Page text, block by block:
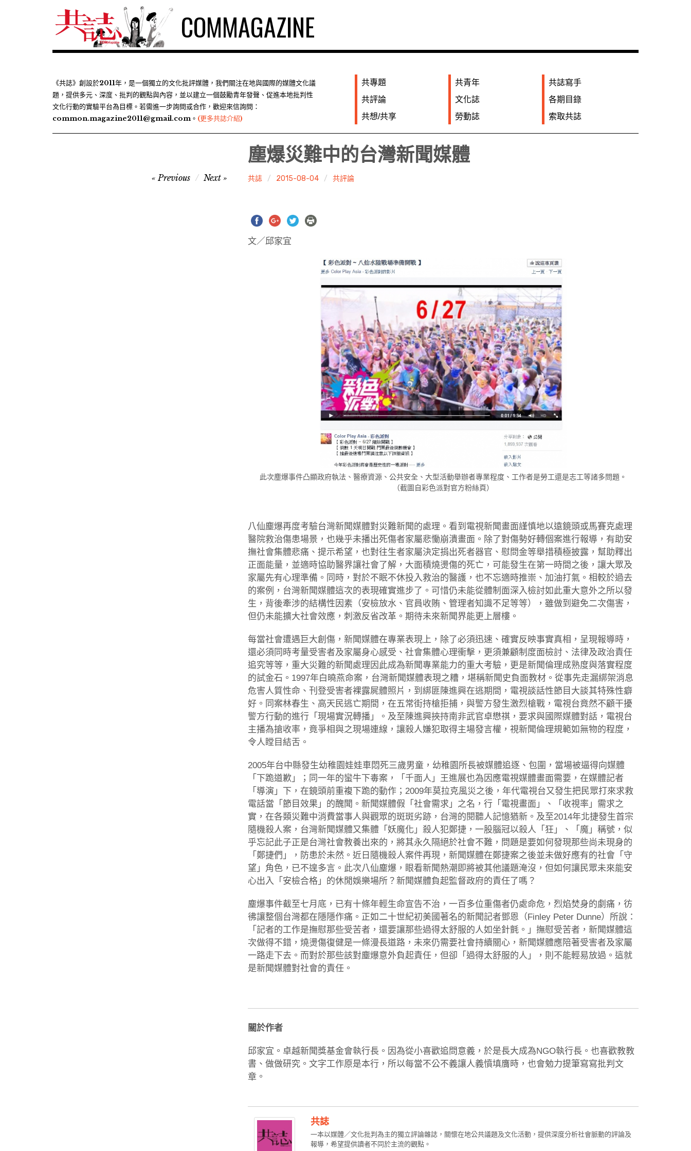
COMMAGAZINE
《共誌》創設於2011年，是一個獨立的文化批評媒體，我們關注在地與國際的媒體文化議
題，提供多元、深度、批判的觀點與內容，並以建立一個鼓勵青年發聲、促進本地批判性
文化行動的實驗平台為目標。若需進一步詢問或合作，歡迎來信詢問：
common.magazine2011@gmail.com。 (更多共誌介紹)
共專題
共評論
共想/共享
共青年
文化誌
勞動誌
共誌寫手
各期目錄
索取共誌
塵爆災難中的台灣新聞媒體
共誌 2015-08-04 共評論
Previous Next
文／邱家宜
此次塵爆事件凸顯政府執法、醫療資源、公共安全、大型活動舉辦者專業程度、工作者是勞工還是志工等諸多問題。
（截圖自彩色派對官方粉絲頁）
八仙塵爆再度考驗台灣新聞媒體對災難新聞的處理。看到電視新聞畫面謹慎地以遠鏡頭或馬賽克處理
醫院救治傷患場景，也幾乎未播出死傷者家屬悲慟崩潰畫面。除了對傷勢好轉個案進行報導，有助安
撫社會集體悲痛、提示希望，也對往生者家屬決定捐出死者器官、慰問金等舉措積極披露，幫助釋出
正面能量，並適時協助醫界讓社會了解，大面積燒燙傷的死亡，可能發生在第一時間之後，讓大眾及
家屬先有心理準備。同時，對於不眠不休投入救治的醫護，也不忘適時推崇、加油打氣。相較於過去
的案例，台灣新聞媒體這次的表現確實進步了。可惜仍未能從體制面深入檢討如此重大意外之所以發
生，背後牽涉的結構性因素（安檢放水、官員收賄、管理者知識不足等等），雖做到避免二次傷害，
但仍未能擴大社會效應，刺激反省改革。期待未來新聞界能更上層樓。
每當社會遭遇巨大創傷，新聞媒體在專業表現上，除了必須迅速、確實反映事實真相，呈現報導時，
還必須同時考量受害者及家屬身心感受、社會集體心理衝擊，更須兼顧制度面檢討、法律及政治責任
追究等等，重大災難的新聞處理因此成為新聞專業能力的重大考驗，更是新聞倫理成熟度與落實程度
的試金石。1997年白曉燕命案，台灣新聞媒體表現之糟，堪稱新聞史負面教材。從事先走漏綁架消息
危害人質性命、刊登受害者裸露屍體照片，到綁匪陳進興在逃期間，電視談話性節目大談其特殊性癖
好。同案林春生、高天民逃亡期間，在五常街持槍拒捕，與警方發生激烈槍戰，電視台竟然不顧干擾
警方行動的進行「現場實況轉播」。及至陳進興挾持南非武官卓懋祺，要求與國際媒體對話，電視台
主播為搶收率，竟爭相與之現場連線，讓殺人嫌犯取得主場發言權，視新聞倫理規範如無物的程度，
令人瞠目結舌。
2005年台中縣發生幼稚園娃娃車悶死三歲男童，幼稚園所長被媒體追逐、包圍，當場被逼得向媒體
「下跪道歉」；同一年的蠻牛下毒案，「千面人」王進展也為因應電視媒體畫面需要，在媒體記者
「導演」下，在鏡頭前重複下跪的動作；2009年莫拉克風災之後，年代電視台又發生把民眾打來求救
電話當「節目效果」的醜聞。新聞媒體假「社會需求」之名，行「電視畫面」、「收視率」需求之
實，在各類災難中消費當事人與觀眾的斑斑劣跡，台灣的閱聽人記憶猶新。及至2014年北捷發生首宗
隨機殺人案，台灣新聞媒體又集體「妖魔化」殺人犯鄭捷，一股腦冠以殺人「狂」、「魔」稱號，似
乎忘記此子正是台灣社會教養出來的，將其永久隔絕於社會不難，問題是要如何發現那些尚未現身的
「鄭捷們」，防患於未然。近日隨機殺人案件再現，新聞媒體在鄭捷案之後並未做好應有的社會「守
望」角色，已不遑多言。此次八仙塵爆，眼看新聞熱潮即將被其他議題淹沒，但如何讓民眾未來能安
心出入「安檢合格」的休閒娛樂場所？新聞媒體負起監督政府的責任了嗎？
塵爆事件截至七月底，已有十條年輕生命宣告不治，一百多位重傷者仍處命危，烈焰焚身的劇痛，彷
彿讓整個台灣都在隱隱作痛。正如二十世紀初美國著名的新聞記者鄧恩（Finley Peter Dunne）所說：
「記者的工作是撫慰那些受苦者，還要讓那些過得太舒服的人如坐針氈。」撫慰受苦者，新聞媒體這
次做得不錯，燒燙傷復健是一條漫長道路，未來仍需要社會持續關心，新聞媒體應陪著受害者及家屬
一路走下去。而對於那些該對塵爆意外負起責任，但卻「過得太舒服的人」，則不能輕易放過。這就
是新聞媒體對社會的責任。
關於作者
邱家宜。卓越新聞獎基金會執行長。因為從小喜歡追問意義，於是長大成為NGO執行長。也喜歡教教
書、做做研究。文字工作原是本行，所以每當不公不義讓人義憤填膺時，也會勉力提筆寫寫批判文
章。
共誌
一本以媒體／文化批判為主的獨立評論雜誌，關懷在地公共議題及文化活動，提供深度分析社會脈動的評論及
報導，希望提供讀者不同於主流的觀點。